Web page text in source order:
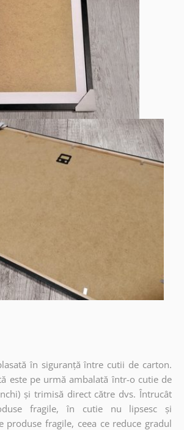
în siguranță între cutii de carton.
este pe urmă ambalată într-o cutie de
și trimisă direct către dvs. Întrucât
fragile, în cutie nu lipsesc și
produse fragile, ceea ce reduce gradul